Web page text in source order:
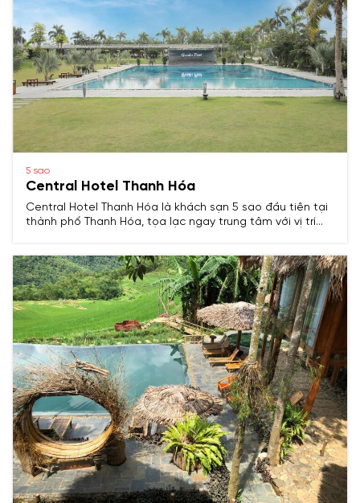
5 sao
Central Hotel Thanh Hóa
Central Hotel Thanh Hóa là khách sạn 5 sao đầu tiên tại
thành phố Thanh Hóa, tọa lạc ngay trung tâm với vị trí